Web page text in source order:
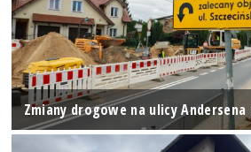
Zmiany drogowe na ulicy Andersena